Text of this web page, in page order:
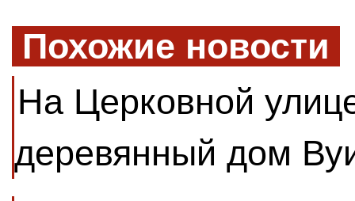
Похожие новости
На Церковной
деревянный дом